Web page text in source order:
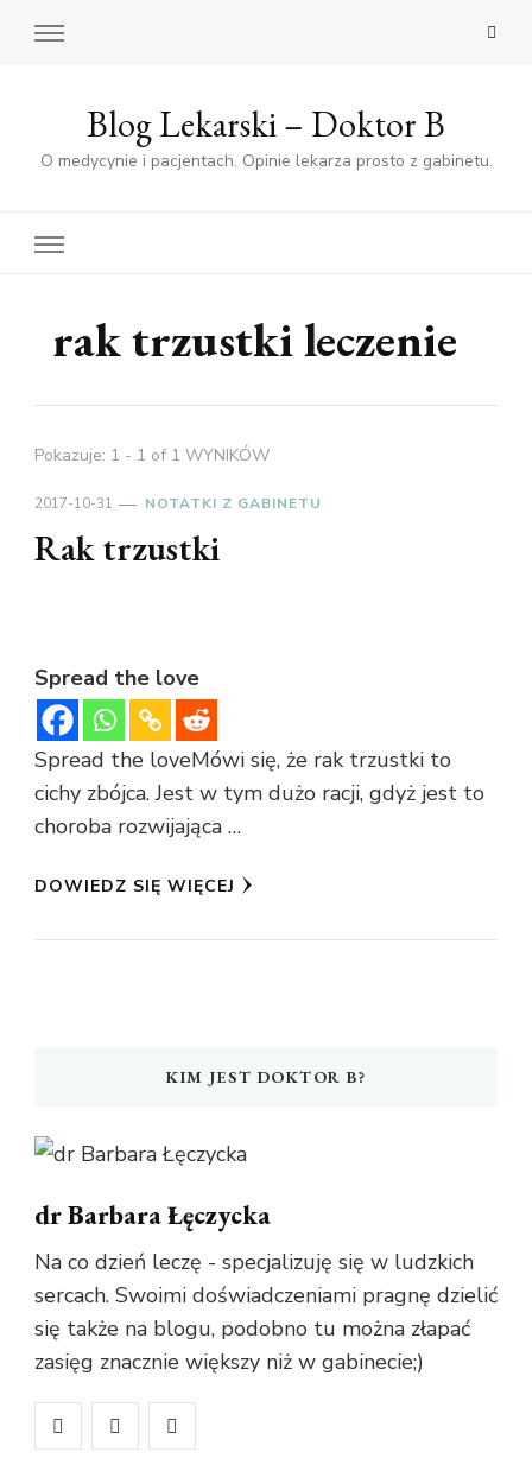
Blog Lekarski – Doktor B
O medycynie i pacjentach. Opinie lekarza prosto z gabinetu.
rak trzustki leczenie
Pokazuje: 1 - 1 of 1 WYNIKÓW
2017-10-31 NOTATKI Z GABINETU
Rak trzustki
Spread the love
Spread the loveMówi się, że rak trzustki to
cichy zbójca. Jest w tym dużo racji, gdyż jest to
choroba rozwijająca …
DOWIEDZ SIĘ WIĘCEJ
KIM JEST DOKTOR B?
dr Barbara Łęczycka
Na co dzień leczę - specjalizuję się w ludzkich
sercach. Swoimi doświadczeniami pragnę dzielić
się także na blogu, podobno tu można złapać
zasięg znacznie większy niż w gabinecie;)